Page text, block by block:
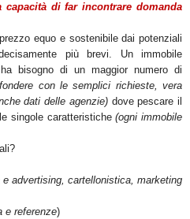
di far incontrare domanda
equo e sostenibile dai potenziali
più brevi. Un immobile
bisogno di un maggior numero di
con le semplici richieste, vera
dati delle agenzie)dove pescare il
singole caratteristiche(ogni immobile
e advertising, cartellonistica, marketing
e referenze)